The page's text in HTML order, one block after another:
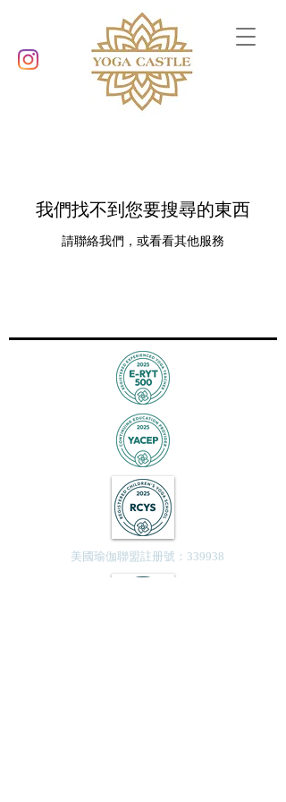
我們找不到您要搜尋的東西
請聯絡我們，或看看其他服務
美國瑜伽聯盟註册號：339938